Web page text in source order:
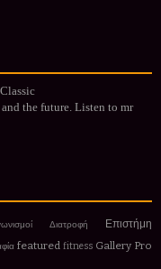
the future. Listen to mr
Διατροφή Επιστήμη
featured fitness Gallery Pro